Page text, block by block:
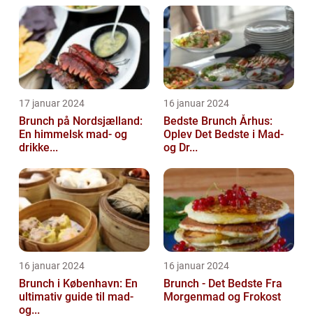
17 januar 2024
Brunch på Nordsjælland:
En himmelsk mad- og
drikke...
16 januar 2024
Bedste Brunch Århus:
Oplev Det Bedste i Mad-
og Dr...
16 januar 2024
Brunch i København: En
ultimativ guide til mad-
og...
16 januar 2024
Brunch - Det Bedste Fra
Morgenmad og Frokost